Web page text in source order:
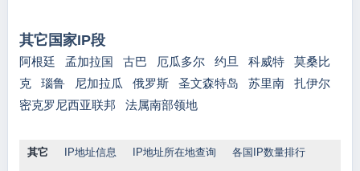
其它国家IP段
阿根廷 孟加拉国 古巴 厄瓜多尔 约旦 科威特
莫桑比
克
瑙鲁 尼加拉瓜 俄罗斯 圣文森特岛 苏里南
扎伊尔
密克罗尼西亚联邦
法属南部领地
其它 IP地址信息 IP地址所在地查询 各国IP数量排行